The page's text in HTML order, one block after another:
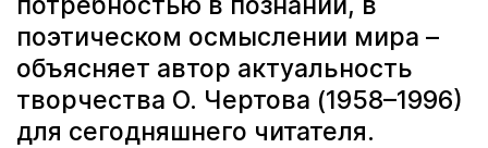
поэтическом осмыслении мира –
объясняет автор актуальность
творчества О. Чертова (1958–1996)
для сегодняшнего читателя.